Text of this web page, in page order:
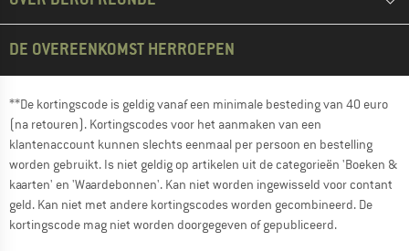
DE OVEREENKOMST HERROEPEN
**De kortingscode is geldig vanaf een minimale besteding van 40 euro
(na retouren). Kortingscodes voor het aanmaken van een
klantenaccount kunnen slechts eenmaal per persoon en bestelling
worden gebruikt. Is niet geldig op artikelen uit de categorieën 'Boeken &
kaarten' en 'Waardebonnen'. Kan niet worden ingewisseld voor contant
geld. Kan niet met andere kortingscodes worden gecombineerd. De
kortingscode mag niet worden doorgegeven of gepubliceerd.